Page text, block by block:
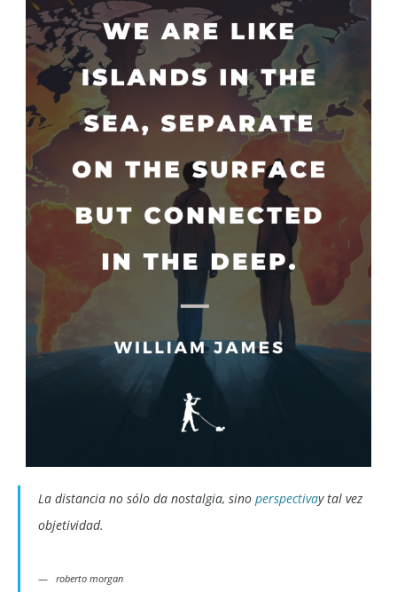
La distancia no sólo da nostalgia, sino perspectivay tal vez
objetividad.
roberto morgan